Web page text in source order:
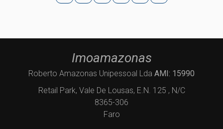
Imoamazonas
Roberto Amazonas Unipessoal Lda AMI: 15990
Retail Park, Vale De Lousas, E.N. 125 , N/C
8365-306
Faro